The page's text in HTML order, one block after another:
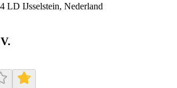
LD IJsselstein, Nederland